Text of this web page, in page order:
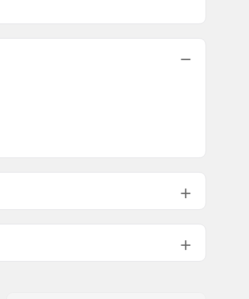
6000 Series alumiini
Sisältyy